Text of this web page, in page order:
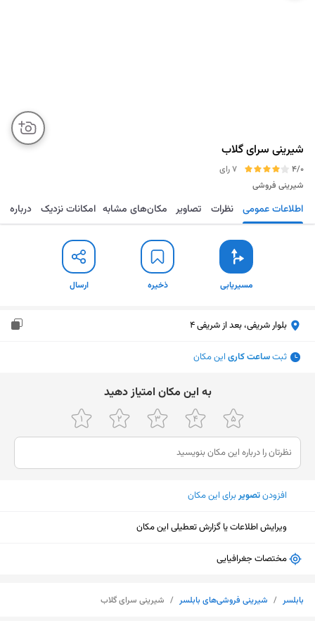
شیرینی سرای گلاب
4/0
7 رای
شیرینی فروشی
مسیریابی ذخیره ارسال اطلاعات عمومی نظرات تصاویر مکان‌های مشابه امکانات نزدیک درباره
مسیریابی ذخیره ارسال
بلوار شریفی، بعد از شریفی 4
ثبتساعت کاری این مکان
ﺑﻪ اﯾﻦ ﻣﮑﺎن اﻣﺘﯿﺎز دﻫﯿﺪ
افزودنتصویربرای این مکان
ویرایش اطلاعات یا گزارش تعطیلی این مکان
مختصات جغرافیایی
بابلسر / شیرینی فروشی‌های بابلسر / شیرینی سرای گلاب